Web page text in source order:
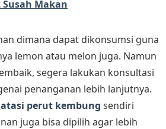
Makan
dimana dapat dikonsumsi guna
lemon atau melon juga. Namun
segera lakukan konsultasi
penanganan lebih lanjutnya.
perut kembung sendiri
juga bisa dipilih agar lebih